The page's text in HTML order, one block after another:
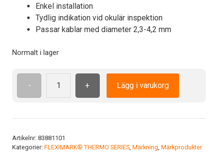
Enkel installation
Tydlig indikation vid okulär inspektion
Passar kablar med diameter 2,3-4,2 mm
Normalt i lager
-
THERMO
mängd
+ Lägg i varukorg
Artikelnr: 83881101
Kategorier: FLEXIMARK® THERMO SERIES Märkning Märkprodukter